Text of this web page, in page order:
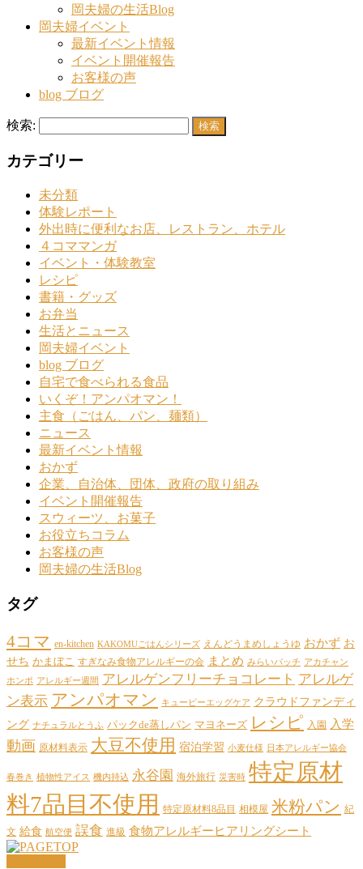
岡夫婦の生活Blog
岡夫婦イベント
最新イベント情報
イベント開催報告
お客様の声
blog ブログ
検索:
カテゴリー
未分類
体験レポート
外出時に便利なお店、レストラン、ホテル
４コママンガ
イベント・体験教室
レシピ
書籍・グッズ
お弁当
生活とニュース
岡夫婦イベント
blog ブログ
自宅で食べられる食品
いくぞ！アンパオマン！
主食（ごはん、パン、麺類）
ニュース
最新イベント情報
おかず
企業、自治体、団体、政府の取り組み
イベント開催報告
スウィーツ、お菓子
お役立ちコラム
お客様の声
岡夫婦の生活Blog
タグ
4コマ en-kitchen KAKOMUごはんシリーズ えんどうまめしょうゆ おかず お
せち かまぼこ すぎなみ食物アレルギーの会 まとめ みらいバッチ アカチャン
ホンポ アレルギー週間 アレルゲンフリーチョコレート アレルゲ
ン表示 アンパオマン キューピーエッグケア クラウドファンディ
ング ナチュラルとうふ パックde蒸しパン マヨネーズ レシピ 入園 入学
動画 原材料表示 大豆不使用 宿泊学習 小麦仕様 日本アレルギー協会
春巻き 植物性アイス 機内持込 永谷園 海外旅行 災害時 特定原材
料7品目不使用
特定原材料8品目 相模屋 米粉パン 紀
文 給食 航空便 誤食 進級 食物アレルギーヒアリングシート